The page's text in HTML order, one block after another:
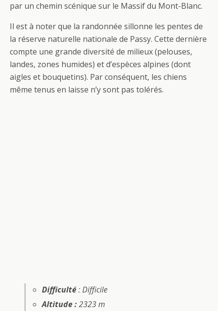
par un chemin scénique sur le Massif du Mont-Blanc.
Il est à noter que la randonnée sillonne les pentes de
la réserve naturelle nationale de Passy. Cette dernière
compte une grande diversité de milieux (pelouses,
landes, zones humides) et d’espèces alpines (dont
aigles et bouquetins). Par conséquent, les chiens
même tenus en laisse n’y sont pas tolérés.
Difficulté: Difficile
Altitude :2323 m